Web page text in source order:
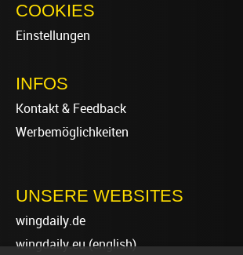
COOKIES
Einstellungen
INFOS
Kontakt & Feedback
Werbemöglichkeiten
UNSERE WEBSITES
wingdaily.de
wingdaily.eu(english)